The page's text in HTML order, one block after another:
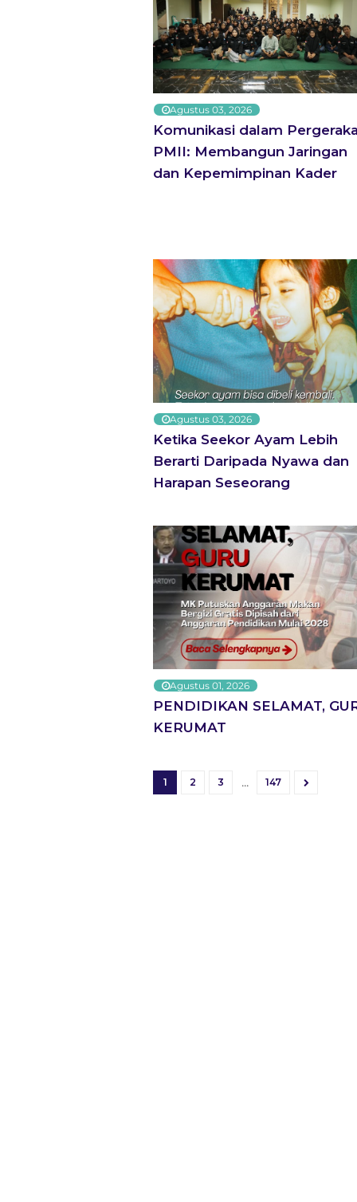
Pelantikan dan Ngaji Organisasi BEMTI Jadi
Langkah Awal Membangun Generasi Ulul
Albab
PMII Universitas At-Taqwa Soroti Absennya
Membedah Akar Pemikiran: Mengapa Kita
Harus Belajar Filsafat Pra-Sokrates?
Agustus 03, 2026
Komunikasi dalam
PMII: Membangun Jaringan
dan Kepemimpinan Kader
Agustus 03, 2026
Ketika Seekor Ayam Lebih
Berarti Daripada Nyawa dan
Harapan Seseorang
Agustus 01, 2026
PENDIDIKAN SELAMAT,
KERUMAT
1 2 3 ... 147